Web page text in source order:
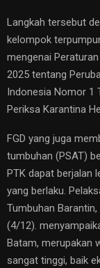
Langkah tersebut
kelompok
mengenai
2025 tentang
Indonesia Nomor 1
Periksa Karantina
FGD yang juga
tumbuhan (PSAT)
PTK dapat berjalan
yang berlaku.
Tumbuhan
(4/12).
Batam, merupakan
sangat tinggi, baik